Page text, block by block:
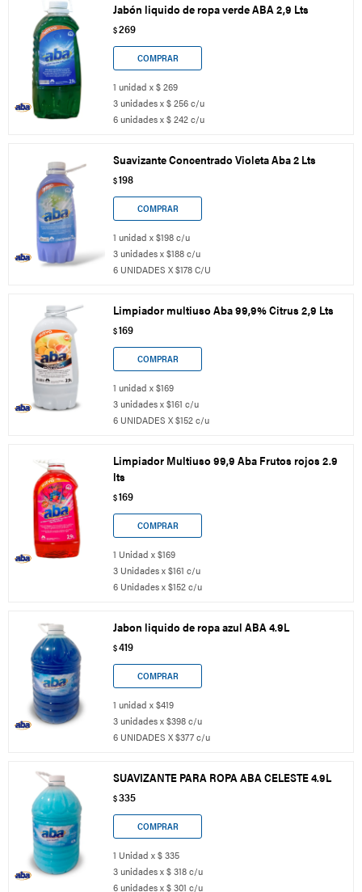
Jabón liquido de ropa verde ABA 2,9 Lts
$269
1 unidad x $ 269
3 unidades x $ 256 c/u
6 unidades x $ 242 c/u
Suavizante Concentrado Violeta Aba 2 Lts
$198
1 unidad x $198 c/u
3 unidades x $188 c/u
6 UNIDADES X $178 C/U
Limpiador multiuso Aba 99,9% Citrus 2,9 Lts
$169
1 unidad x $169
3 unidades x $161 c/u
6 UNIDADES X $152 c/u
Limpiador Multiuso 99,9 Aba Frutos rojos 2.9
lts
$169
1 Unidad x $169
3 Unidades x $161 c/u
6 Unidades x $152 c/u
Jabon liquido de ropa azul ABA 4.9L
$419
1 unidad x $419
3 unidades x $398 c/u
6 UNIDADES X $377 c/u
SUAVIZANTE PARA ROPA ABA CELESTE 4.9L
$335
1 Unidad x $ 335
3 unidades x $ 318 c/u
6 unidades x $ 301 c/u